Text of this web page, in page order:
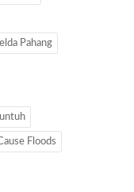
Pahang
Floods